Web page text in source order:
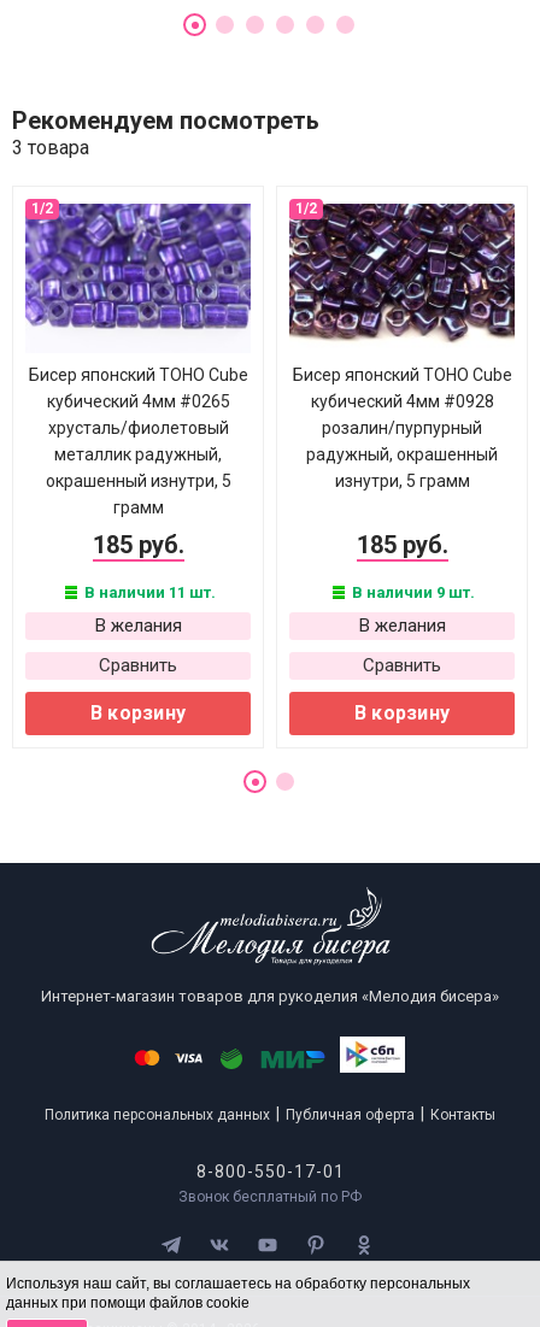
Используя наш сайт, вы соглашаетесь на обработку персональных
данных при помощи файлов cookie
Рекомендуем посмотреть
3 товара
Бисер японский TOHO Cube
кубический 4мм #0265
хрусталь/фиолетовый
металлик радужный,
окрашенный изнутри, 5
грамм
185 руб.
В наличии 11 шт.
В желания
Сравнить
В корзину
Бисер японский TOHO Cube
кубический 4мм #0928
розалин/пурпурный
радужный, окрашенный
изнутри, 5 грамм
185 руб.
В наличии 9 шт.
В желания
Сравнить
В корзину
Интернет-магазин товаров для рукоделия «Мелодия бисера»
Политика персональных данных Публичная оферта Контакты
8-800-550-17-01
Звонок бесплатный по РФ